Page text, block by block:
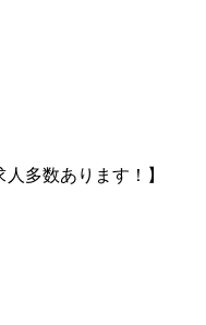
多数あります！】